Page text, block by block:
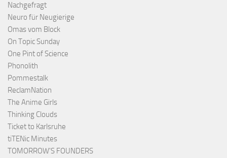
Nachgefragt
Neuro für Neugierige
Omas vom Block
On Topic Sunday
One Pint of Science
Phonolith
Pommestalk
ReclamNation
The Anime Girls
Thinking Clouds
Ticket to Karlsruhe
tiTENic Minutes
TOMORROW'S FOUNDERS